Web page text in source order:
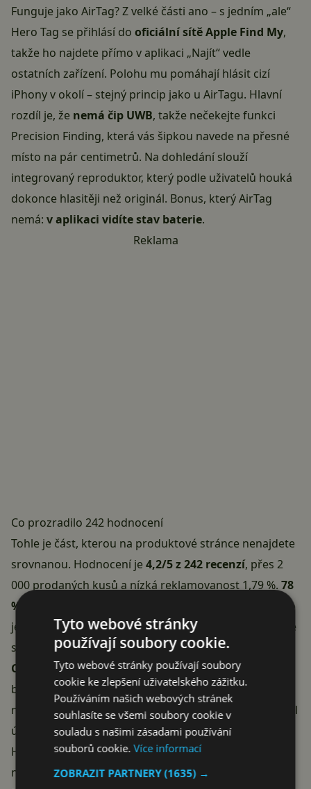
Funguje jako AirTag? Z velké části ano – s jedním „ale“
Hero Tag se přihlásí do oficiální sítě Apple Find My,
takže ho najdete přímo v aplikaci „Najít“ vedle
ostatních zařízení. Polohu mu pomáhají hlásit cizí
iPhony v okolí – stejný princip jako u AirTagu. Hlavní
rozdíl je, že nemá čip UWB, takže nečekejte funkci
Precision Finding, která vás šipkou navede na přesné
místo na pár centimetrů. Na dohledání slouží
integrovaný reproduktor, který podle uživatelů houká
dokonce hlasitěji než originál. Bonus, který AirTag
nemá: v aplikaci vidíte stav baterie.
Reklama
Co prozradilo 242 hodnocení
Tohle je část, kterou na produktové stránce nenajdete
srovnanou. Hodnocení je4,2/5 z 242 recenzí, přes 2
000 prodaných kusů a nízká reklamovanost 1,79 %. 78
% zákazníků produkt doporučuje
– ale 28 z nich dalo
jednu hvězdu, takže má smysl rozebrat, na čem se lidé
shodují.
Co chválí nejčastěji:nízkou cenu (hlavně v akci),
bezproblémové spárování, klíčenku v balení a fakt, že
na hlídání klíčů, kufru na dovolené nebo auta posloužil
úplně stejně jako originál. Řada lidí má doma AirTagy i
Hero Tagy vedle sebe a v běžném použití rozdíl
nepozná.
Tyto webové stránky
používají soubory cookie.
Tyto webové stránky používají soubory
cookie ke zlepšení uživatelského zážitku.
Používáním našich webových stránek
souhlasíte se všemi soubory cookie v
souladu s našimi zásadami používání
souborů cookie.Více informací
ZOBRAZIT PARTNERY(1635) →